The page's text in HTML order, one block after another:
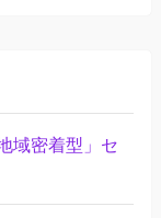
域密着型」セ